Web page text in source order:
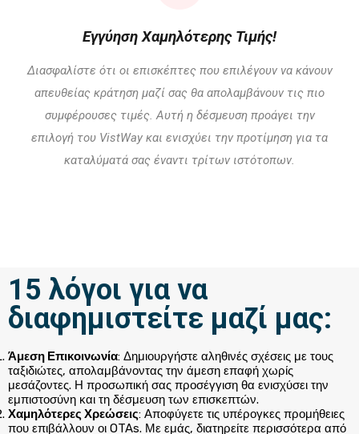
Εγγύηση Χαμηλότερης Τιμής!
Διασφαλίστε ότι οι επισκέπτες που επιλέγουν να κάνουν
απευθείας κράτηση μαζί σας θα απολαμβάνουν τις πιο
συμφέρουσες τιμές. Αυτή η δέσμευση προάγει την
επιλογή του VistWay και ενισχύει την προτίμηση για τα
καταλύματά σας έναντι τρίτων ιστότοπων.
15 λόγοι για να
διαφημιστείτε μαζί μας:
Άμεση Επικοινωνία: Δημιουργήστε αληθινές σχέσεις με τους
ταξιδιώτες, απολαμβάνοντας την άμεση επαφή χωρίς
μεσάζοντες. Η προσωπική σας προσέγγιση θα ενισχύσει την
εμπιστοσύνη και τη δέσμευση των επισκεπτών.
Χαμηλότερες Χρεώσεις: Αποφύγετε τις υπέρογκες προμήθειες
που επιβάλλουν οι OTAs. Με εμάς, διατηρείτε περισσότερα από